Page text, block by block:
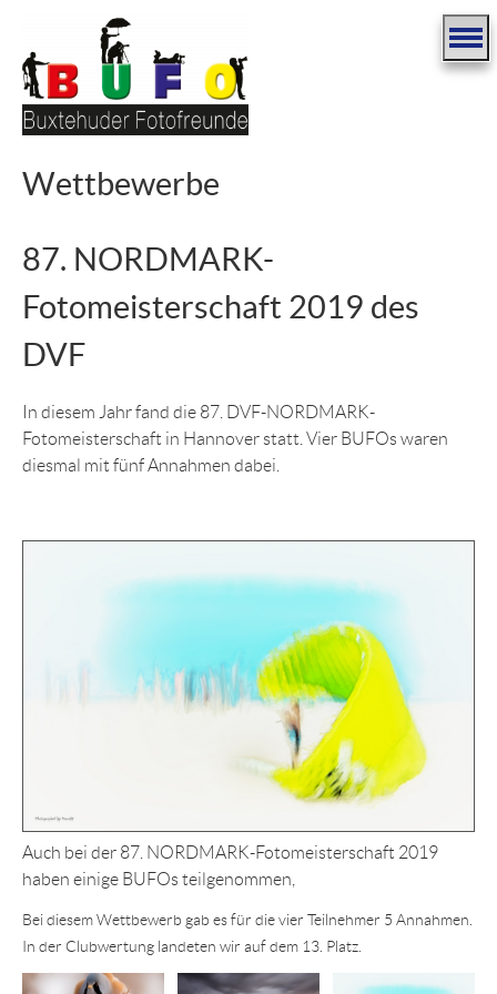
Wettbewerbe
87. NORDMARK-
Fotomeisterschaft 2019 des
DVF
In diesem Jahr fand die 87. DVF-NORDMARK-
Fotomeisterschaft in Hannover statt. Vier BUFOs waren
diesmal mit fünf Annahmen dabei.
Auch bei der 87. NORDMARK-Fotomeisterschaft 2019
haben einige BUFOs teilgenommen,
Bei diesem Wettbewerb gab es für die vier Teilnehmer 5 Annahmen.
In der Clubwertung landeten wir auf dem 13. Platz.